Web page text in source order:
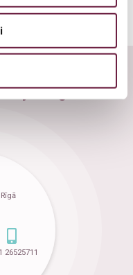
jau tagad!
26525711